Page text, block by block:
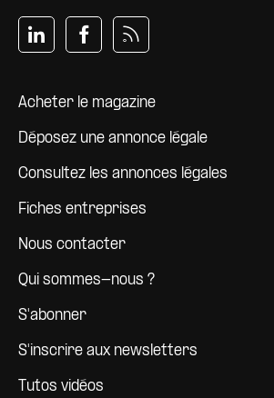
Pied de page
Acheter le magazine
Déposez une annonce légale
Consultez les annonces légales
Fiches entreprises
Nous contacter
Qui sommes-nous ?
S'abonner
S'inscrire aux newsletters
Tutos vidéos